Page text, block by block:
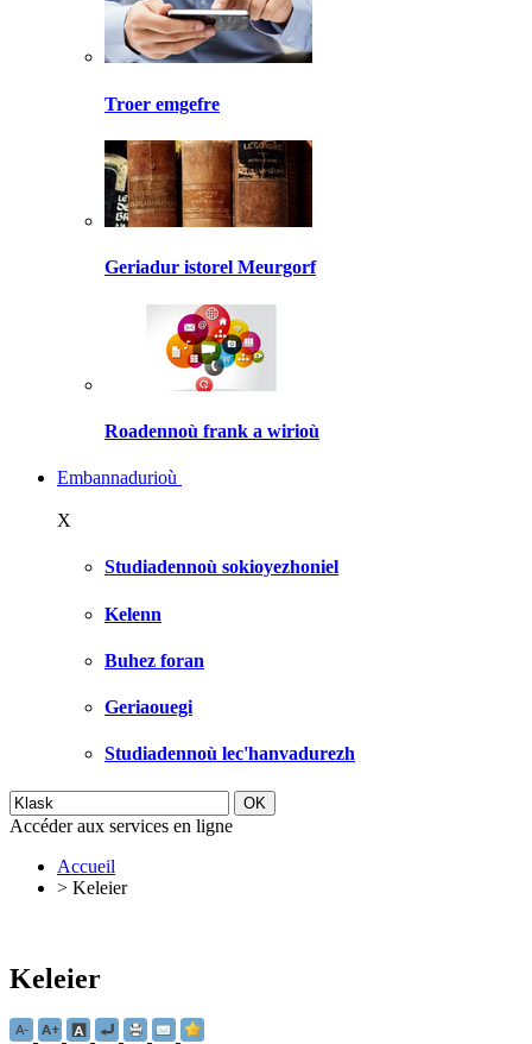
Troer emgefre
Geriadur istorel Meurgorf
Roadennoù frank a wirioù
Embannadurioù
X
Studiadennoù sokioyezhoniel
Kelenn
Buhez foran
Geriaouegi
Studiadennoù lec'hanvadurezh
Accéder aux services en ligne
Accueil
> Keleier
Keleier